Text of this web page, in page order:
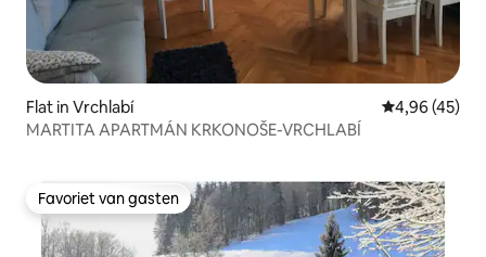
Flat in Vrchlabí Gemiddelde
4,96 (45)
MARTITA APARTMÁN KRKONOŠE-VRCHLABÍ
Favoriet van gasten
Favoriet van gasten